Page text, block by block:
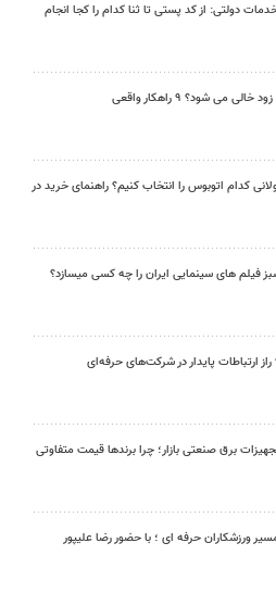
دولتی: از کد پستی تا ثنا کدام را کجا انجام
می شود؟ ۹ راهکار واقعی
کدام اتوبوس را انتخاب کنیم؟ راهنمای خرید در
فیلم های سینمایی ایران را چه کسی میسازد؟
ارتباطات پایدار در شرکت‌های حرفه‌ای
برق صنعتی بازار؛ چرا برندها قیمت متفاوتی
ورزشکاران حرفه ای ؛ با حضور رضا علیپور